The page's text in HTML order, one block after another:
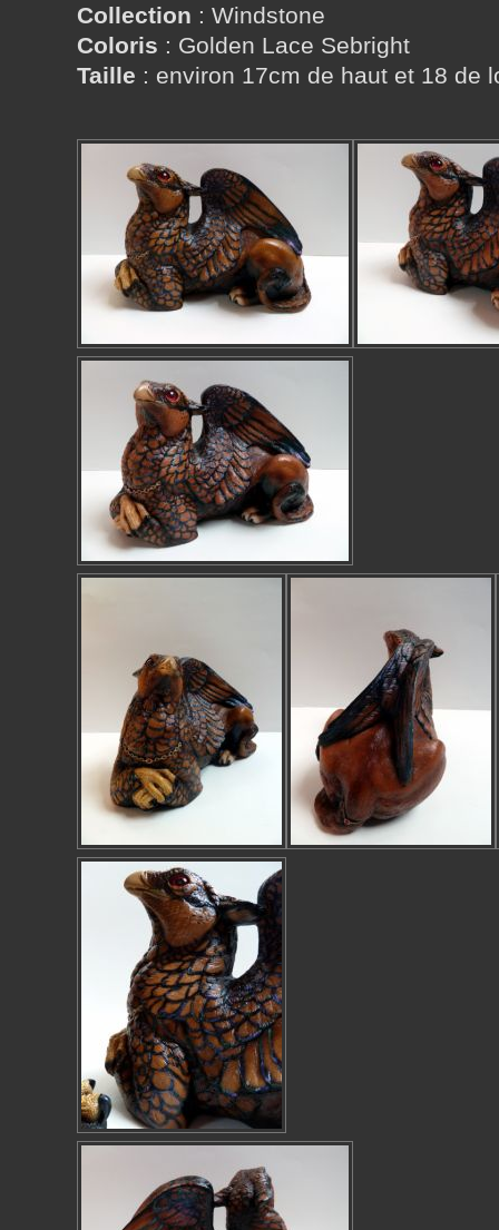
Collection : Windstone
Coloris : Golden Lace Sebright
Taille : environ 17cm de haut et 18 de